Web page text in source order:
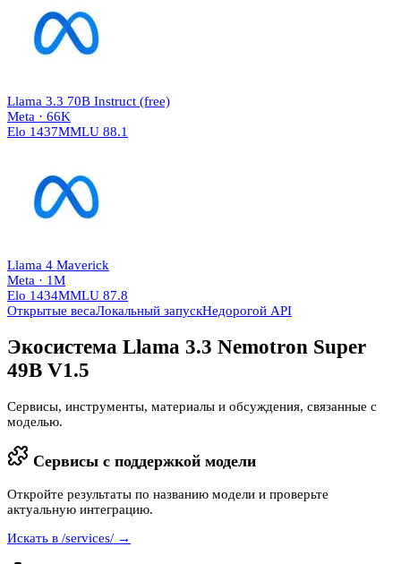
Llama 3.3 70B Instruct (free)
Meta · 66K
Elo 1437MMLU 88.1
Llama 4 Maverick
Meta · 1M
Elo 1434MMLU 87.8
Открытые весаЛокальный запускНедорогой API
Экосистема Llama 3.3 Nemotron Super
49B V1.5
Сервисы, инструменты, материалы и обсуждения, связанные с
моделью.
Сервисы с поддержкой модели
Откройте результаты по названию модели и проверьте
актуальную интеграцию.
Искать в /services/ →